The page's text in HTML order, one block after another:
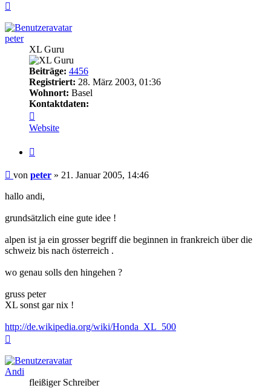
peter
XL Guru
Beiträge: 4456
Registriert: 28. März 2003, 01:36
Wohnort: Basel
Kontaktdaten:
von
peter
Website
Beitrag
von peter » 21. Januar 2005, 14:46
hallo andi,
grundsätzlich eine gute idee !
alpen ist ja ein grosser begriff die beginnen in frankreich über die
schweiz bis nach österreich .
wo genau solls den hingehen ?
gruss peter
XL sonst gar nix !
http://de.wikipedia.org/wiki/Honda_XL_500
Andi
fleißiger Schreiber